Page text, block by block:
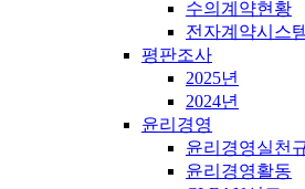
수의계약현황
전자계약시스
평판조사
2025년
2024년
윤리경영
윤리경영실천
윤리경영활동